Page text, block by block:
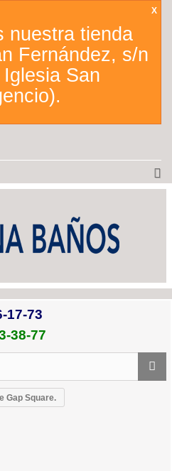
nuestra tienda
Fernández, s/n
San
X
17-73
38-77
Gap Square.